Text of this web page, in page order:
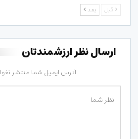
قبل بعد
ارسال نظر ارزشمندتان
آدرس ایمیل شما منتشر